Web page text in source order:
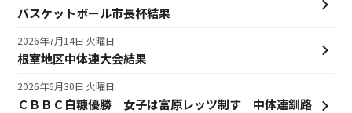
バスケットボール市長杯結果
根室地区中体連大会結果
2026年7月14日 火曜日
ＣＢＢＣ白糠優勝 女子は富原レッツ制す 中体連釧路
2026年6月30日 火曜日